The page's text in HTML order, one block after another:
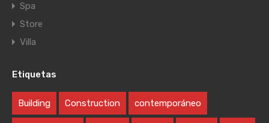
Spa
Store
Villa
Etiquetas
Building Construction contemporáneo